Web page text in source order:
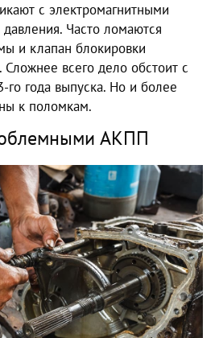
с электромагнитными
Часто ломаются
и клапан блокировки
Сложнее всего дело обстоит с
года выпуска. Но и более
к поломкам.
АКПП